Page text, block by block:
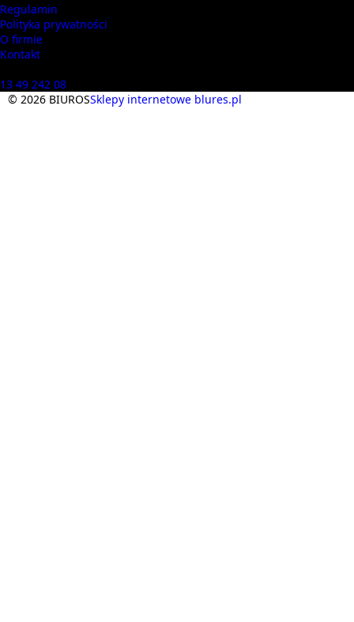
Regulamin
Polityka prywatności
O firmie
Kontakt
13 49 242 08
© 2026 BIUROSSklepy internetowe blures.pl